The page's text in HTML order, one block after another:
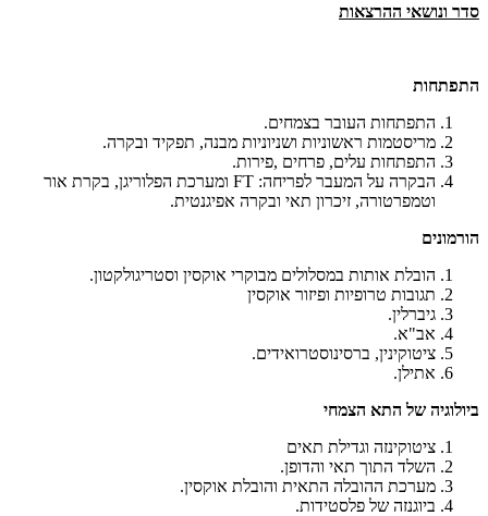
סדר ונושאי ההרצאות
התפתחות
התפתחות העובר בצמחים.
מריסטמות ראשוניות ושניוניות מבנה, תפקיד ובקרה.
התפתחות עלים, פרחים ,פירות.
הבקרה על המעבר לפריחה: FT ומערכת הפלוריגן, בקרת אור
וטמפרטורה, זיכרון תאי ובקרה אפיגנטית.
הורמונים
הובלת אותות במסלולים מבוקרי אוקסין וסטריגולקטון.
תגובות טרופיות ופיזור אוקסין
גיברלין.
אב"א.
ציטוקינין, ברסינוסטרואידים.
אתילן.
ביולוגיה של התא הצמחי
ציטוקינזה וגדילת תאים
השלד התוך תאי והדופן.
מערכת ההובלה התאית והובלת אוקסין.
ביוגנזה של פלסטידות.